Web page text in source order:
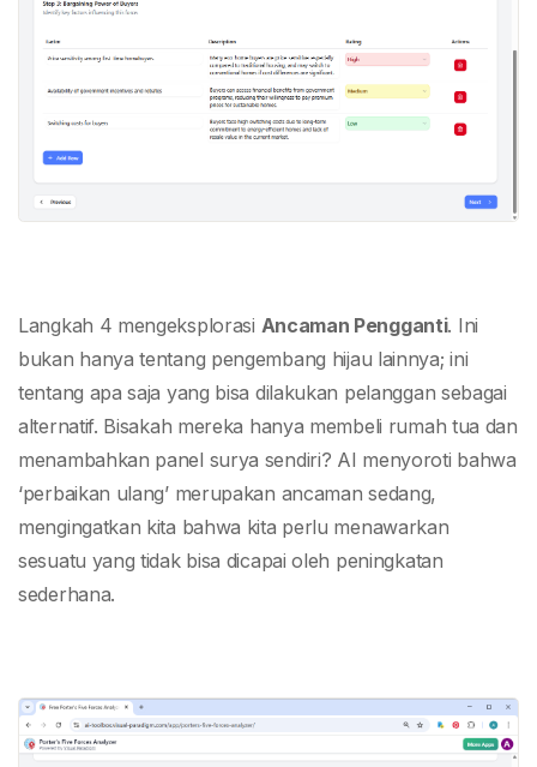
Langkah 4 mengeksplorasi Ancaman Pengganti. Ini
bukan hanya tentang pengembang hijau lainnya; ini
tentang apa saja yang bisa dilakukan pelanggan sebagai
alternatif. Bisakah mereka hanya membeli rumah tua dan
menambahkan panel surya sendiri? AI menyoroti bahwa
‘perbaikan ulang’ merupakan ancaman sedang,
mengingatkan kita bahwa kita perlu menawarkan
sesuatu yang tidak bisa dicapai oleh peningkatan
sederhana.